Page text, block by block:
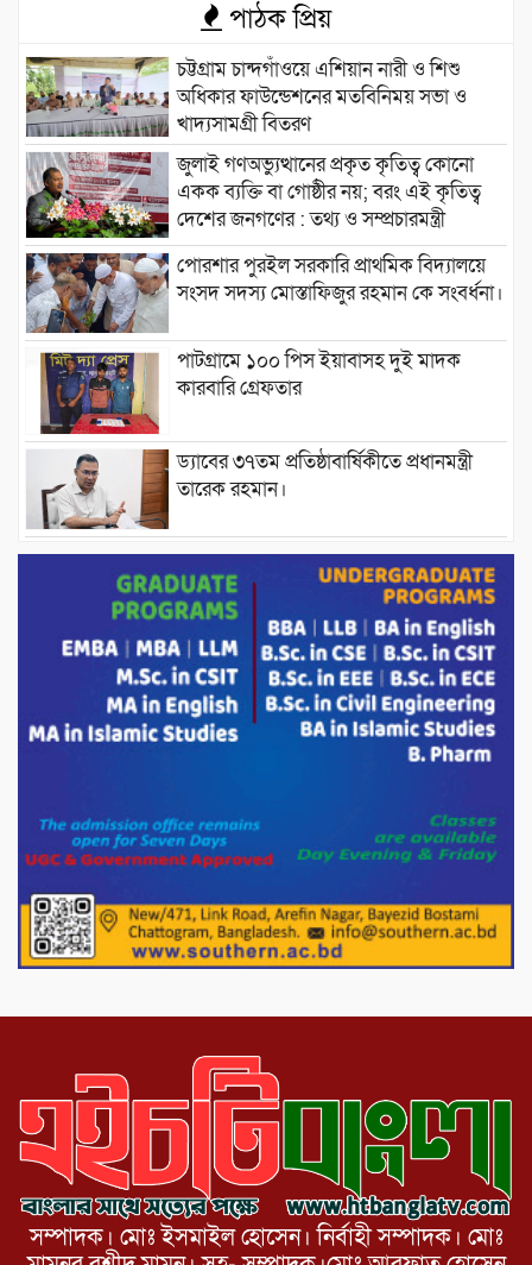
পাঠক প্রিয়
চট্টগ্রাম চান্দগাঁওয়ে এশিয়ান নারী ও শিশু
অধিকার ফাউন্ডেশনের মতবিনিময় সভা ও
খাদ্যসামগ্রী বিতরণ
জুলাই গণঅভ্যুত্থানের প্রকৃত কৃতিত্ব কোনো
একক ব্যক্তি বা গোষ্ঠীর নয়; বরং এই কৃতিত্ব
দেশের জনগণের : তথ্য ও সম্প্রচারমন্ত্রী
পোরশার পুরইল সরকারি প্রাথমিক বিদ্যালয়ে
সংসদ সদস্য মোস্তাফিজুর রহমান কে সংবর্ধনা।
পাটগ্রামে ১০০ পিস ইয়াবাসহ দুই মাদক
কারবারি গ্রেফতার
ড্যাবের ৩৭তম প্রতিষ্ঠাবার্ষিকীতে প্রধানমন্ত্রী
তারেক রহমান।
চন্দনাইশের হাশিমপুর ৪ নং ওয়ার্ডে ৫’শতাধিক
হতদরিদ্র পরিবারের মাঝে খাদ্যসামগ্রী বিতরণ
করেন মনজুর মোরশেদ
পরিবেশ রক্ষায় পাটগ্রামে ইহসান ইয়ুথ
সার্কেলের বৃক্ষরোপণ
মিরপুর-১১ নম্বরে দুর্বৃত্তদের গুলিতে বিএনপি
পাটগ্রামে চিকিৎসা সেবায় বীর মুক্তিযোদ্ধা দবির
উদ্দিন ফাউন্ডেশন
পাটগ্রামের দহগ্রাম ইউনিয়নের প্রধান সড়ক
ভেঙ্গে যোগাযোগ বিছিন্ন
সম্পাদক। মোঃ ইসমাইল হোসেন। নির্বাহী সম্পাদক। মোঃ